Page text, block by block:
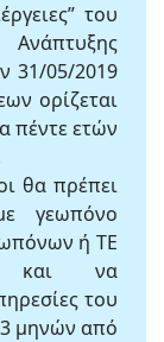
του
31/05/2019
ορίζεται
πέντε ετών
θα πρέπει
γεωπόνο
ή ΤΕ
και να
του
μηνών από